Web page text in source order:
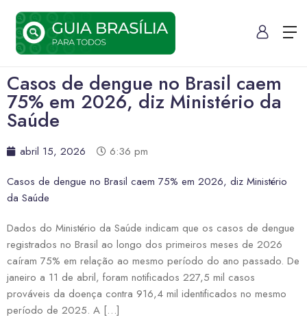
Casos de dengue no Brasil caem
75% em 2026, diz Ministério da
Saúde
abril 15, 2026
6:36 pm
Casos de dengue no Brasil caem 75% em 2026, diz Ministério
da Saúde
Dados do Ministério da Saúde indicam que os casos de dengue
registrados no Brasil ao longo dos primeiros meses de 2026
caíram 75% em relação ao mesmo período do ano passado. De
janeiro a 11 de abril, foram notificados 227,5 mil casos
prováveis da doença contra 916,4 mil identificados no mesmo
período de 2025. A […]